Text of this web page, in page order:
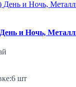
и Ночь,
6 шт